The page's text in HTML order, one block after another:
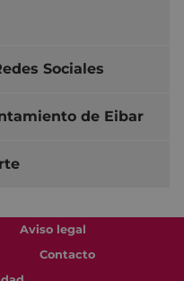
Sociales
de Eibar
Aviso legal
Contacto